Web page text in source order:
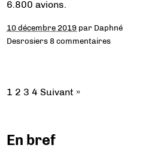
6.800 avions.
10 décembre 2019 par Daphné
Desrosiers 8 commentaires
1 2 3 4 Suivant »
En bref